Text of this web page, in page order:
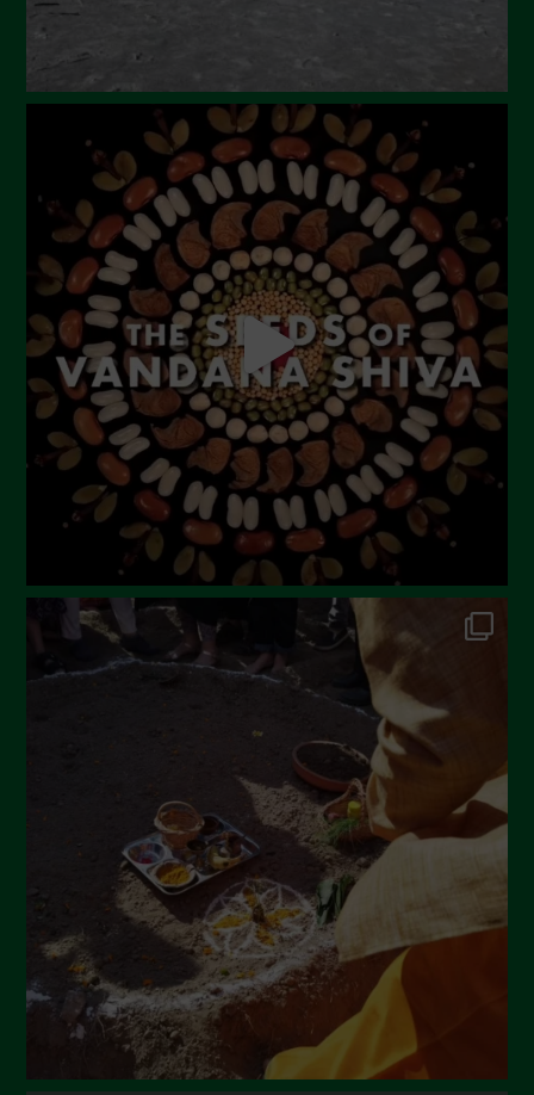
Ottobre 2023
Settembre 2023
Agosto 2023
Luglio 2023
Giugno 2023
Maggio 2023
Aprile 2023
Marzo 2023
Febbraio 2023
Dicembre 2022
Novembre 2022
Ottobre 2022
Settembre 2022
Aprile 2022
Marzo 2022
Febbraio 2022
Gennaio 2022
Dicembre 2021
Novembre 2021